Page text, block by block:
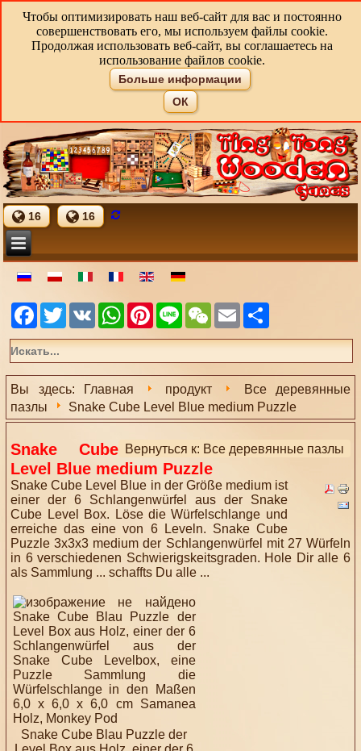
Чтобы оптимизировать наш веб-сайт для вас и постоянно
совершенствовать его, мы используем файлы cookie.
Продолжая использовать веб-сайт, вы соглашаетесь на
использование файлов cookie.
Больше информации
ОК
16 16
Facebook
TwitterVK WhatsApp
Pinterest
Line WeChatEmail
Вы здесь: Главная продукт
Все деревянные
пазлы
Snake Cube Level Blue medium Puzzle
Вернуться к: Все деревянные пазлы
Snake Cube
Level Blue medium Puzzle
Snake Cube Level Blue in der Größe medium ist
einer der 6 Schlangenwürfel aus der Snake
Cube Level Box. Löse die Würfelschlange und
erreiche das eine von 6 Leveln. Snake Cube
Puzzle 3x3x3 medium der Schlangenwürfel mit 27 Würfeln
in 6 verschiedenen Schwierigskeitsgraden. Hole Dir alle 6
als Sammlung ... schaffts Du alle ...
Snake Cube Blau Puzzle der